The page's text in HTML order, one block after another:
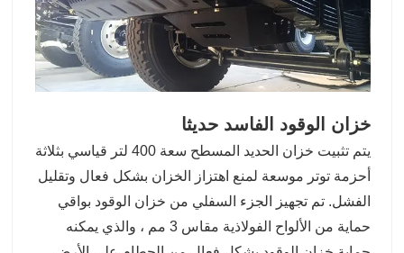
خزان الوقود الفاسد حديثا
يتم تثبيت خزان الحديد المسطح سعة 400 لتر قياسي بثلاثة
أحزمة توتر موسعة لمنع اهتزاز الخزان بشكل فعال وتقليل
الفشل. تم تجهيز الجزء السفلي من خزان الوقود بواقي
حماية من الألواح الفولاذية مقاس 3 مم ، والذي يمكنه